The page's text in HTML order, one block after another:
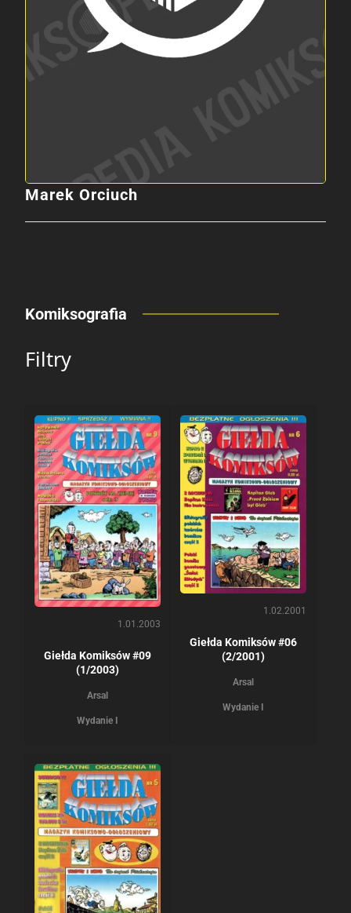
Marek Orciuch
Komiksografia
Filtry
1.01.2003
Giełda Komiksów #09
(1/2003)
Arsal
Wydanie I
1.02.2001
Giełda Komiksów #06
(2/2001)
Arsal
Wydanie I